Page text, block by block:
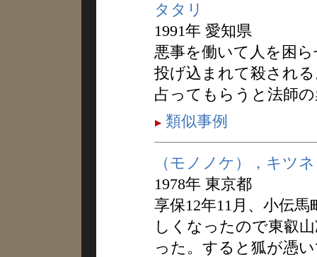
タタリ
1991年 愛知県
悪事を働いて人を困
投げ込まれて殺され
占ってもらうと法師
類似事例
（モノノケ），キツ
1978年 東京都
享保12年11月、小伝
しくなったので東叡
った。すると狐が憑